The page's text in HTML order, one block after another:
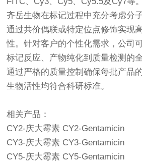
齐岳生物在标记过程中充分考虑分
通过共价偶联或特定位点修饰实现
性。针对客户的个性化需求，公司
标记反应、产物纯化到质量检测的
通过严格的质量控制确保每批产品
生物活性均符合科研标准。
相关产品：
CY2-庆大霉素 CY2-Gentamicin
CY3-庆大霉素 CY3-Gentamicin
CY5-庆大霉素 CY5-Gentamicin